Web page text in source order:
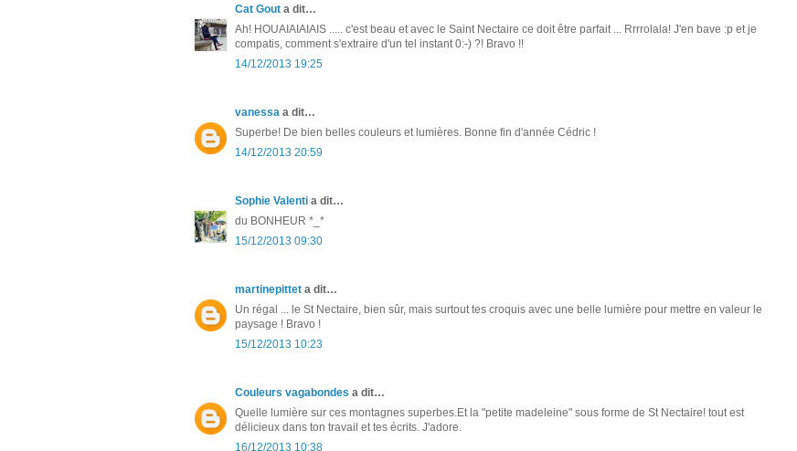
Cat Gout a dit…
Ah! HOUAIAIAIAIS ..... c'est beau et avec le Saint Nectaire ce doit être parfait ... Rrrrolala! J'en bave :p et je
compatis, comment s'extraire d'un tel instant 0:-) ?! Bravo !!
14/12/2013 19:25
vanessa a dit…
Superbe! De bien belles couleurs et lumières. Bonne fin d'année Cédric !
14/12/2013 20:59
Sophie Valenti a dit…
du BONHEUR *_*
15/12/2013 09:30
martinepittet a dit…
Un régal ... le St Nectaire, bien sûr, mais surtout tes croquis avec une belle lumière pour mettre en valeur le
paysage ! Bravo !
15/12/2013 10:23
Couleurs vagabondes a dit…
Quelle lumière sur ces montagnes superbes.Et la "petite madeleine" sous forme de St Nectaire! tout est
délicieux dans ton travail et tes écrits. J'adore.
16/12/2013 10:38